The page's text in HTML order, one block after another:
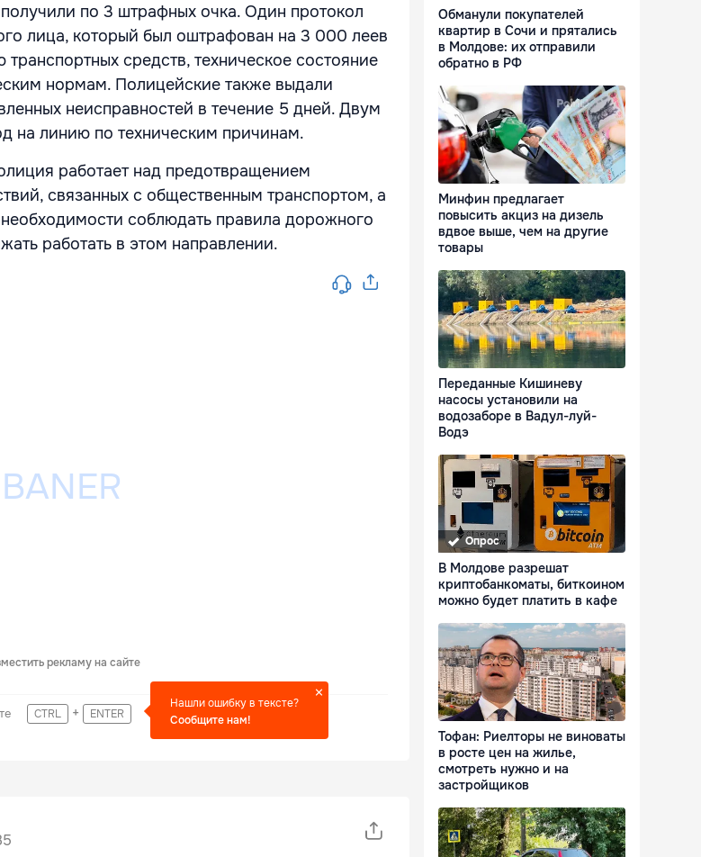
по 3 штрафных очка. Один протокол
лица, который был оштрафован на 3 000 леев
средств, техническое состояние
нормам. Полицейские также выдали
неисправностей в течение 5 дней. Двум
на линию по техническим причинам.
работает над предотвращением
связанных с общественным транспортом, а
соблюдать правила дорожного
работать в этом направлении.
рекламу на сайте
CTRL + ENTER
Нашли ошибку в тексте?
Сообщите нам!
Обманули покупателей
квартир в Сочи и прятались
в Молдове: их отправили
обратно в РФ
Минфин предлагает
повысить акциз на дизель
вдвое выше, чем на другие
товары
Переданные Кишиневу
насосы установили на
водозаборе в Вадул-луй-
Водэ
Опрос
В Молдове разрешат
криптобанкоматы, биткоином
можно будет платить в кафе
Тофан: Риелторы не виноваты
в росте цен на жилье,
смотреть нужно и на
застройщиков